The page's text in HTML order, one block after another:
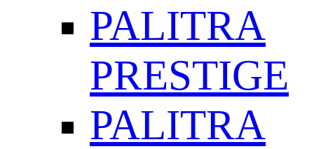
PALITRA
PRESTIGE
PALITRA